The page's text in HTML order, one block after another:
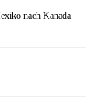
nach Kanada